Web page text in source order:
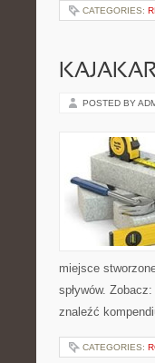
CATEGORIES:
POSTED BY
miejsce
spływów.
znaleźć
CATEGORIES: